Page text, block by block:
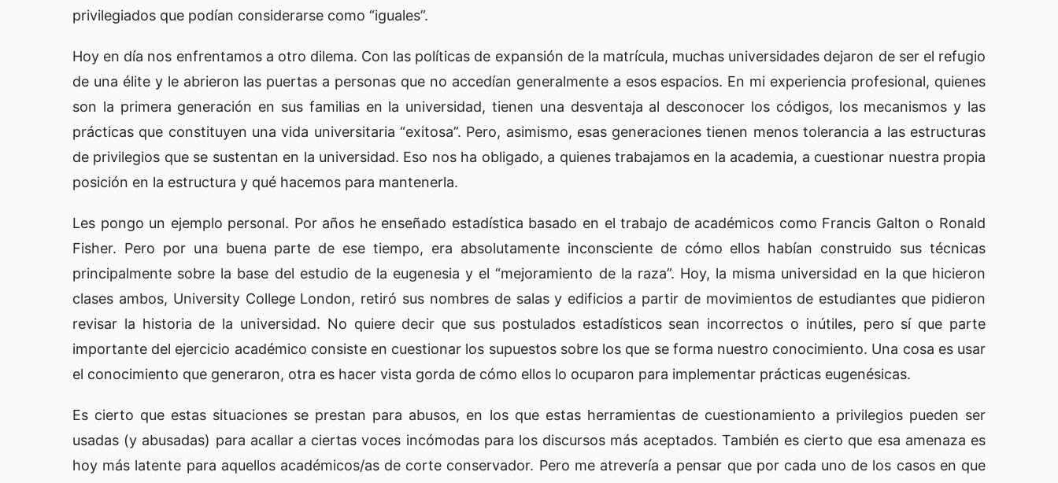
privilegiados que podían considerarse como “iguales”.
Hoy en día nos enfrentamos a otro dilema. Con las políticas de expansión de la matrícula, muchas universidades dejaron de ser el refugio
de una élite y le abrieron las puertas a personas que no accedían generalmente a esos espacios. En mi experiencia profesional, quienes
son la primera generación en sus familias en la universidad, tienen una desventaja al desconocer los códigos, los mecanismos y las
prácticas que constituyen una vida universitaria “exitosa”. Pero, asimismo, esas generaciones tienen menos tolerancia a las estructuras
de privilegios que se sustentan en la universidad. Eso nos ha obligado, a quienes trabajamos en la academia, a cuestionar nuestra propia
posición en la estructura y qué hacemos para mantenerla.
Les pongo un ejemplo personal. Por años he enseñado estadística basado en el trabajo de académicos como Francis Galton o Ronald
Fisher. Pero por una buena parte de ese tiempo, era absolutamente inconsciente de cómo ellos habían construido sus técnicas
principalmente sobre la base del estudio de la eugenesia y el “mejoramiento de la raza”. Hoy, la misma universidad en la que hicieron
clases ambos, University College London, retiró sus nombres de salas y edificios a partir de movimientos de estudiantes que pidieron
revisar la historia de la universidad. No quiere decir que sus postulados estadísticos sean incorrectos o inútiles, pero sí que parte
importante del ejercicio académico consiste en cuestionar los supuestos sobre los que se forma nuestro conocimiento. Una cosa es usar
el conocimiento que generaron, otra es hacer vista gorda de cómo ellos lo ocuparon para implementar prácticas eugenésicas.
Es cierto que estas situaciones se prestan para abusos, en los que estas herramientas de cuestionamiento a privilegios pueden ser
usadas (y abusadas) para acallar a ciertas voces incómodas para los discursos más aceptados. También es cierto que esa amenaza es
hoy más latente para aquellos académicos/as de corte conservador. Pero me atrevería a pensar que por cada uno de los casos en que